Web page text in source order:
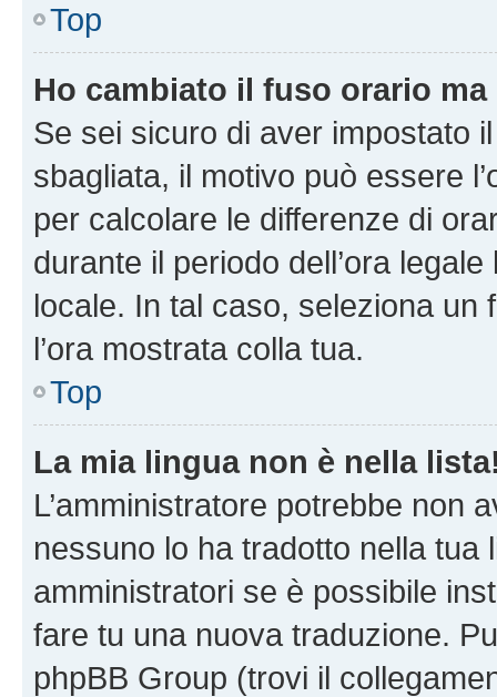
Top
Ho cambiato il fuso orario ma
Se sei sicuro di aver impostato
sbagliata, il motivo può essere
per calcolare le differenze di
durante il periodo dell’ora
locale. In tal caso, seleziona
l’ora mostrata colla tua.
Top
La mia lingua non è nella
L’amministratore potrebbe non
nessuno lo ha tradotto nella tua
amministratori se è possibile
fare tu una nuova traduzione.
phpBB Group (trovi il